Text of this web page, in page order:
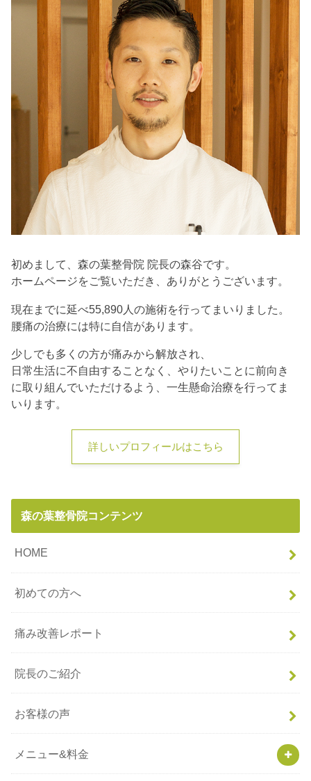
初めまして、森の葉整骨院 院長の森谷です。
ホームページをご覧いただき、ありがとうございます。
現在までに延べ55,890人の施術を行ってまいりました。
腰痛の治療には特に自信があります。
少しでも多くの方が痛みから解放され、
日常生活に不自由することなく、やりたいことに前向き
に取り組んでいただけるよう、一生懸命治療を行ってま
いります。
詳しいプロフィールはこちら
森の葉整骨院コンテンツ
HOME
初めての方へ
痛み改善レポート
院長のご紹介
お客様の声
メニュー&料金